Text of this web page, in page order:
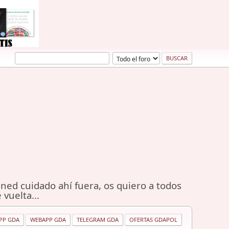
cuidado ahí fuera, os quiero a todos
vuelta...
GDA WEBAPP GDA TELEGRAM GDA OFERTAS GDAPOL